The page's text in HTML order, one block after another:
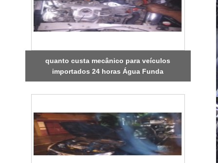
quanto custa mecânico para veículos
importados 24 horas Água Funda